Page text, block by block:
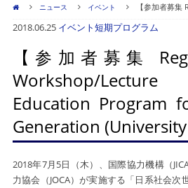
ニュース イベント 【参加者募集
2018.06.25 イベント短期プログラム
【参加者募集
Workshop/
Education Program
Generation
2018年7月5日（木）、国際協力機構（
力協会（JOCA）が実施する「日系社会